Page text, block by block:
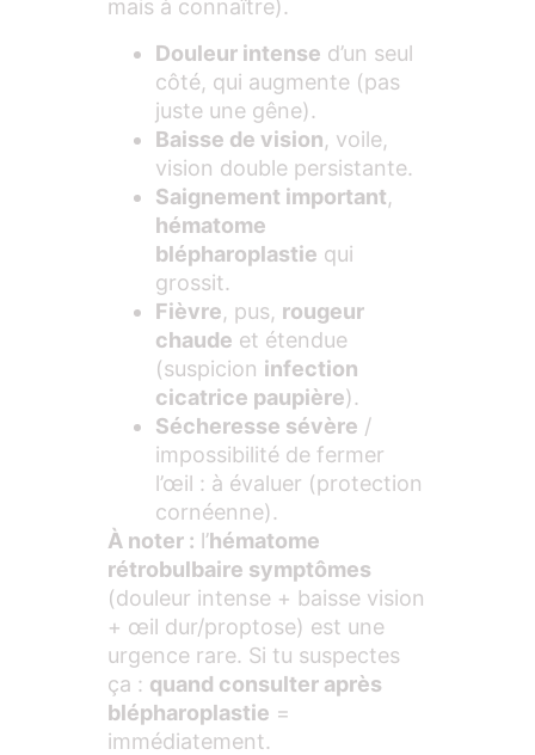
mais à connaître).
Douleur intense d’un seul
côté, qui augmente (pas
juste une gêne).
Baisse de vision, voile,
vision double persistante.
Saignement important,
hématome
blépharoplastie qui
grossit.
Fièvre, pus, rougeur
chaude et étendue
(suspicion infection
cicatrice paupière).
Sécheresse sévère /
impossibilité de fermer
l’œil : à évaluer (protection
cornéenne).
À noter : l’hématome
rétrobulbaire symptômes
(douleur intense + baisse vision
+ œil dur/proptose) est une
urgence rare. Si tu suspectes
ça : quand consulter après
blépharoplastie =
immédiatement.